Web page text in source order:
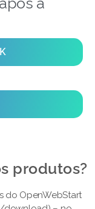
produtos?​
do OpenWebStart